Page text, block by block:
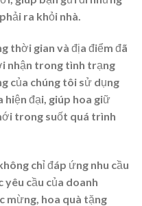
ra khỏi nhà.
thời gian và địa điểm đã
nhận trong tình trạng
của chúng tôi sử dụng
hiện đại, giúp hoa giữ
trong suốt quá trình
chỉ đáp ứng nhu cầu
yêu cầu của doanh
mừng, hoa quà tặng